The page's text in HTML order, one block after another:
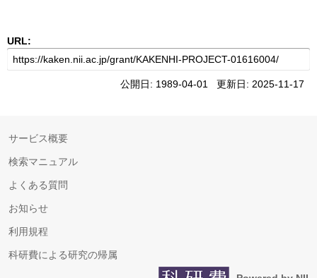
URL:
公開日: 1989-04-01 更新日: 2025-11-17
サービス概要
検索マニュアル
よくある質問
お知らせ
利用規程
科研費による研究の帰属